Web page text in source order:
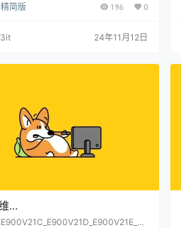
免拆卡刷固件包(亲测)
包(亲测)
简版 196 0
24年11月12日